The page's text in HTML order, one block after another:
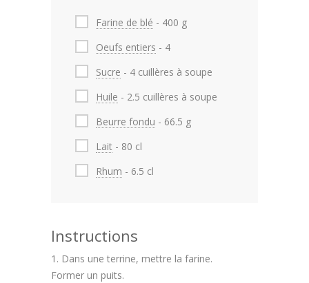
Farine de blé - 400 g
Oeufs entiers - 4
Sucre - 4 cuillères à soupe
Huile - 2.5 cuillères à soupe
Beurre fondu - 66.5 g
Lait - 80 cl
Rhum - 6.5 cl
Instructions
1. Dans une terrine, mettre la farine.
Former un puits.